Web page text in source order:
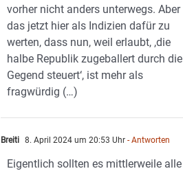
vorher nicht anders unterwegs. Aber
das jetzt hier als Indizien dafür zu
werten, dass nun, weil erlaubt, ,die
halbe Republik zugeballert durch die
Gegend steuert‘, ist mehr als
fragwürdig (…)
Breiti 8. April 2024 um 20:53 Uhr - Antworten
Eigentlich sollten es mittlerweile alle